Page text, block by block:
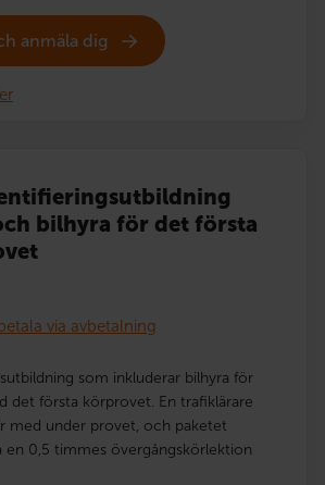
anmäla dig
bilhyra för det första
via avbetalning
som inkluderar bilhyra för
det första körprovet. En trafiklärare
med under provet, och paketet
en 0,5 timmes övergångskörlektion